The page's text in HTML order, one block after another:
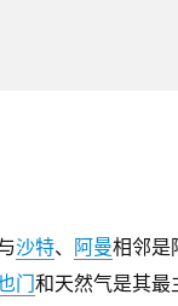
沙特、 阿曼相邻是
门和天然气是其最